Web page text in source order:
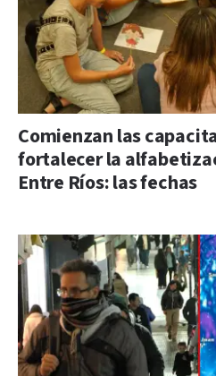
Comienzan las
fortalecer la
Entre Ríos: las fechas